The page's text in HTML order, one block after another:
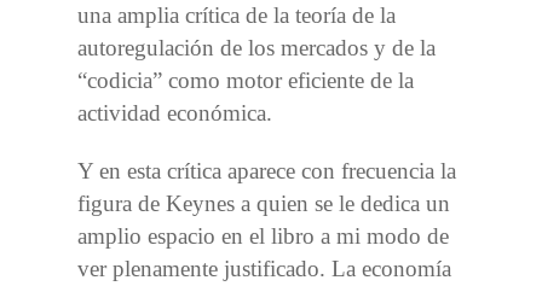
una amplia crítica de la teoría de la
autoregulación de los mercados y de la
“codicia” como motor eficiente de la
actividad económica.
Y en esta crítica aparece con frecuencia la
figura de Keynes a quien se le dedica un
amplio espacio en el libro a mi modo de
ver plenamente justificado. La economía